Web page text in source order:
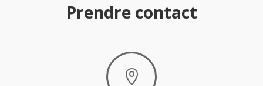
Prendre contact
